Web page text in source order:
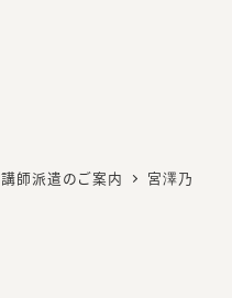
講師派遣のご案内
宮澤乃